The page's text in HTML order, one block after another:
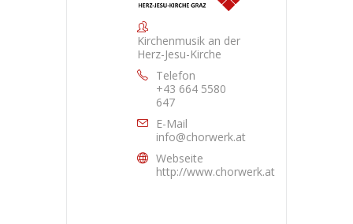
Kirchenmusik an der
Herz-Jesu-Kirche
Telefon
+43 664 5580
647
E-Mail
info@chorwerk.at
Webseite
http://www.chorwerk.at